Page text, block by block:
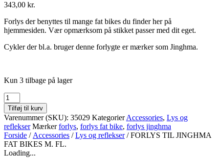
343,00 kr.
Forlys der benyttes til mange fat bikes du finder her på
hjemmesiden. Vær opmærksom på stikket passer med dit eget.
Cykler der bl.a. bruger denne forlygte er mærker som Jinghma.
Kun 3 tilbage på lager
FORLYS
TIL
JINGHMA
FAT
BIKES
M.
FL.
Tilføj til kurv
Varenummer (SKU): 35029 KategorierAccessories, Lys og
reflekser Mærker forlys, forlys fat bike, forlys jinghma
Forside /Accessories /Lys og reflekser/ FORLYS TIL JINGHMA
FAT BIKES M. FL.
Loading...